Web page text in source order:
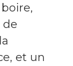
de
et un